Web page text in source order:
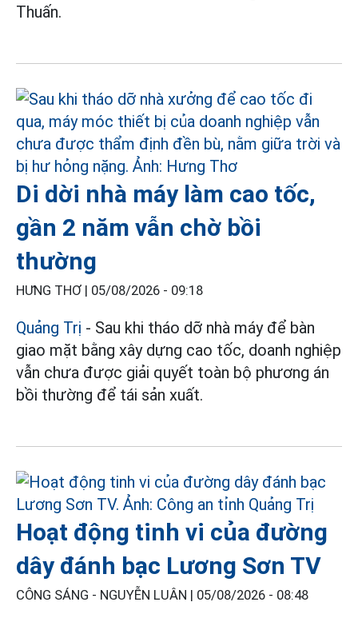
Thuấn.
Di dời nhà máy làm cao tốc,
gần 2 năm vẫn chờ bồi
thường
HƯNG THƠ | 05/08/2026 - 09:18
Quảng Trị - Sau khi tháo dỡ nhà máy để bàn
giao mặt bằng xây dựng cao tốc, doanh nghiệp
vẫn chưa được giải quyết toàn bộ phương án
bồi thường để tái sản xuất.
Hoạt động tinh vi của đường
dây đánh bạc Lương Sơn TV
CÔNG SÁNG - NGUYỄN LUÂN | 05/08/2026 - 08:48